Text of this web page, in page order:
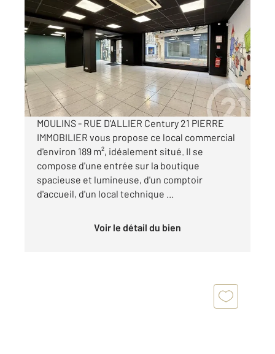
MOULINS 03
209 m2
Ref : 17031
Commerce à louer
20 400 €
/an
MOULINS - RUE D'ALLIER Century 21 PIERRE
IMMOBILIER vous propose ce local commercial
d'environ 189 m², idéalement situé. Il se
compose d'une entrée sur la boutique
spacieuse et lumineuse, d'un comptoir
d'accueil, d'un local technique ...
Voir le détail du bien